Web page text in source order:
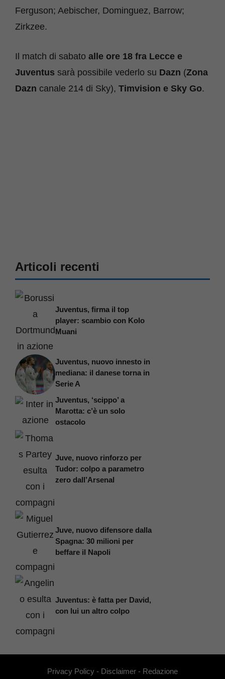
Ferguson; Aebischer, Dominguez, Barrow;
Zirkzee.
Il match di sabato alle ore 18 fra Lecce e
Juventus sarà possibile vederlo su Dazn (Zona
Dazn canale 214 di Sky), Timvision e Sky Go.
Articoli recenti
Juventus, firma il top
player: scambio con Kolo
Muani
Juventus, nuovo innesto in
mediana: il danese torna in
Serie A
Juventus, ‘scippo’ a
Marotta: c’è un solo
ostacolo
Juve, nuovo rinforzo per
Tudor: colpo a parametro
zero dall’Arsenal
Juve, nuovo difensore dalla
Spagna: 30 milioni per
beffare il Napoli
Juventus: è fatta per David,
con lui un altro colpo
Privacy Policy - Disclaimer - Redazione